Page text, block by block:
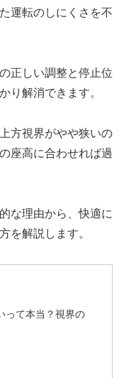
運転のしにくさを不
正しい調整と停止位
り解消できます。
方視界がやや狭いの
座高に合わせれば過
な理由から、快適に
を解説します。
って本当？視界の